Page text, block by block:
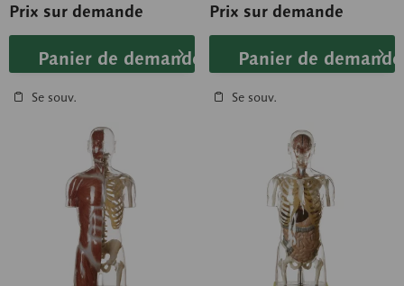
Prix sur demande
Panier de demande
Se souv.
Prix sur demande
Panier de demande
Se souv.